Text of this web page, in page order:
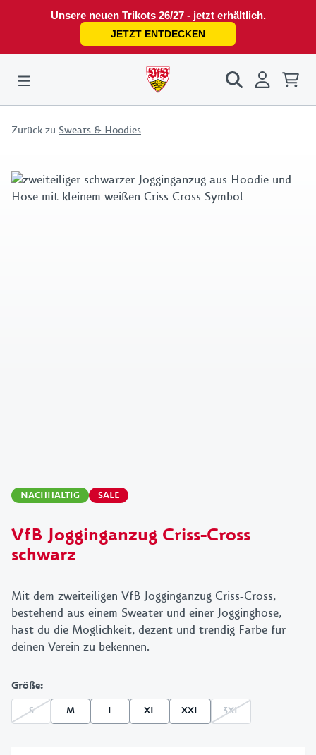
Unsere neuen Trikots 26/27 - jetzt erhältlich.
JETZT ENTDECKEN
Zurück zu Sweats & Hoodies
NACHHALTIG SALE
VfB Jogginganzug Criss-Cross
schwarz
Mit dem zweiteiligen VfB Jogginganzug Criss-Cross,
bestehend aus einem Sweater und einer Jogginghose,
hast du die Möglichkeit, dezent und trendig Farbe für
deinen Verein zu bekennen.
Größe:
S M L XL XXL 3XL